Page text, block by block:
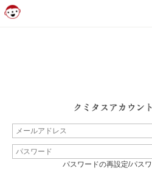
パスワードの再設定/パス